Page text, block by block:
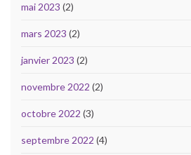
mai 2023 (2)
mars 2023 (2)
janvier 2023 (2)
novembre 2022 (2)
octobre 2022 (3)
septembre 2022 (4)